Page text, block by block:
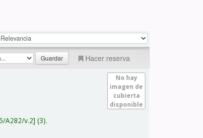
Hacer reserva
No hay
imagen de
cubierta
disponible
A282/v.2 (3).